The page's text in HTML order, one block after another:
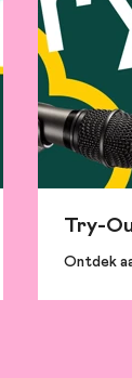
Try-
Ontdek